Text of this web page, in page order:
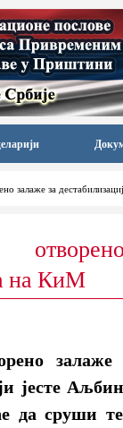
залаже за
на КиМ
залаже
јесте
да сруши